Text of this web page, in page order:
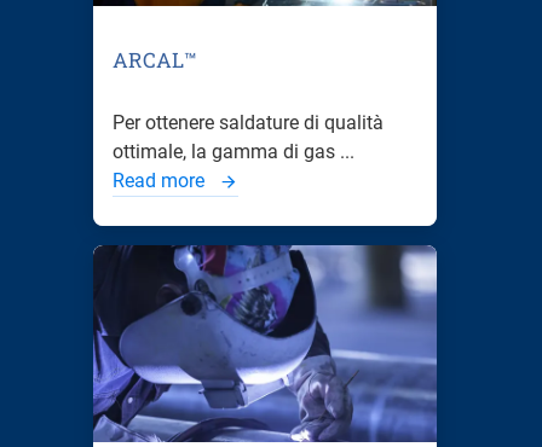
ARCAL™
Per ottenere saldature di qualità
ottimale, la gamma di gas ...
Read more